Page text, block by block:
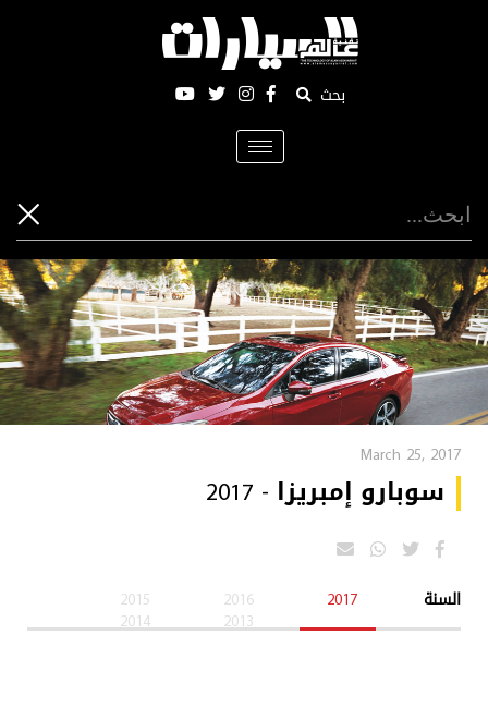
بحث
Toggle
navigation
March 25, 2017
سوبارو إمبريزا - 2017
السنة 2017
2016
2015
2013
2014